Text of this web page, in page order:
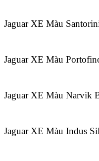
Jaguar XE Màu
Jaguar XE Màu
Jaguar XE Màu Narvik
Jaguar XE Màu Indus